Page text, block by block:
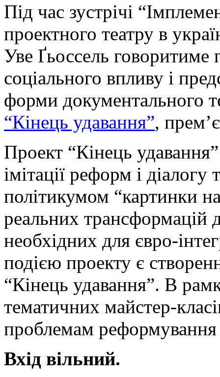
Під час зустрічі
проектного театру в
Уве Ґьоссель говоритиме
соціального впливу і
форми документального
“Кінець удавання”,
Проект “Кінець
імітації реформ і
політикумом “картинки
реальних трансформацій
необхідних для євро-
подією проекту є
“Кінець удавання”. В
тематичних майстер-
проблемам реформування
Вхід вільний.